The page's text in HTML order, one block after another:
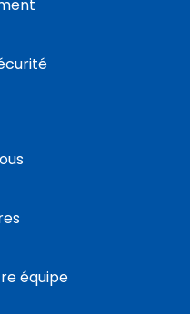
équipe